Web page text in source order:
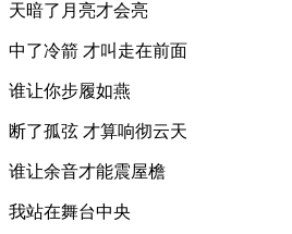
天暗了月亮才会亮
中了冷箭 才叫走在前面
谁让你步履如燕
断了孤弦 才算响彻云天
谁让余音才能震屋檐
我站在舞台中央